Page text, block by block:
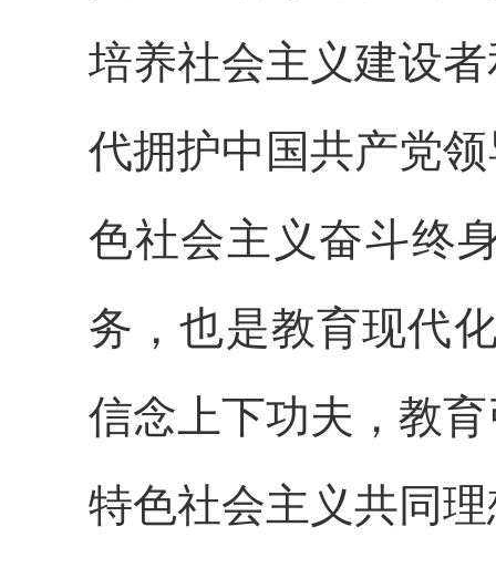
培养社会主义建设
代拥护中国共产党
色社会主义奋斗终
务，也是教育现代
信念上下功夫，教
特色社会主义共同